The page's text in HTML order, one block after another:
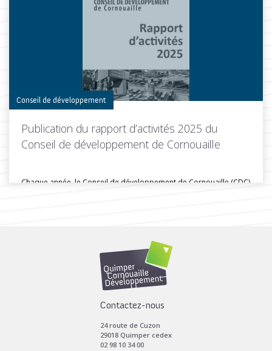
Toutes les actus de cette rubrique
Conseil de développement
Publication du rapport d’activités 2025 du
Conseil de développement de Cornouaille
Chaque année, le Conseil de développement de Cornouaille (CDC)
Toutes les actus de cette rubrique
Contactez-nous
24 route de Cuzon
29018 Quimper cedex
02 98 10 34 00